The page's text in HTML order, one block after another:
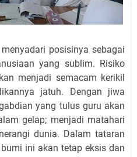
posisinya sebagai
yang sublim. Risiko
menjadi semacam kerikil
jatuh. Dengan jiwa
yang tulus guru akan
gelap; menjadi matahari
dunia. Dalam tataran
ini akan tetap eksis dan